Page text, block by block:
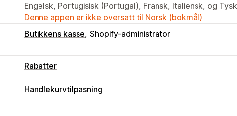
Engelsk, Portugisisk (Portugal), Fransk, Italiensk, og Tysk
Denne appen er ikke oversatt til Norsk (bokmål)
Butikkens kasse Shopify-administrator
Rabatter
Rabattyper
Handlekurvtilpasning